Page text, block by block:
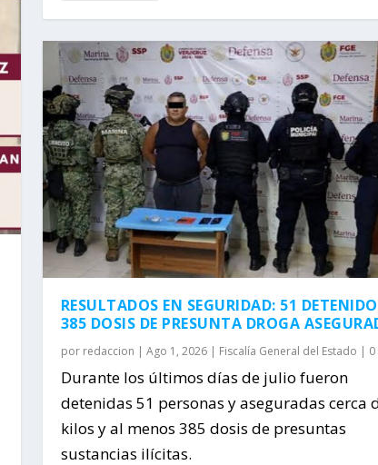
RESULTADOS EN SEGURIDAD: 51
385 DOSIS DE PRESUNTA DROGA
por redaccion | Ago 1, 2026| Fiscalía General del Estado | 0
Durante los últimos días de julio fueron
detenidas 51 personas y aseguradas cerca
kilos y al menos 385 dosis de presuntas
sustancias ilícitas.